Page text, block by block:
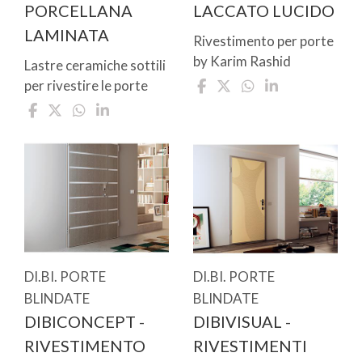
PORCELLANA
LAMINATA
Lastre ceramiche sottili
per rivestire le porte
LACCATO LUCIDO
Rivestimento per porte
by Karim Rashid
DI.BI. PORTE
BLINDATE
DIBICONCEPT -
RIVESTIMENTO
DI.BI. PORTE
BLINDATE
DIBIVISUAL -
RIVESTIMENTI